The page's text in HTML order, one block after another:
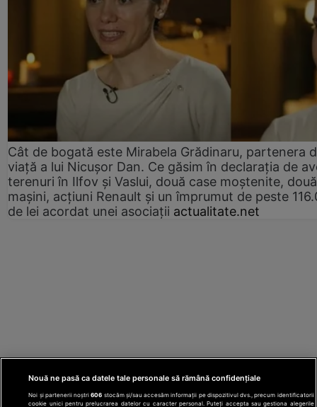
Cât de bogată este Mirabela Grădinaru, partenera
viață a lui Nicușor Dan. Ce găsim în declarația de
terenuri în Ilfov și Vaslui, două case moștenite, două
mașini, acțiuni Renault și un împrumut de peste
de lei acordat unei asociații actualitate.net
Nouă ne pasă ca datele tale personale să rămână confidențiale
Noi și partenerii noștri606 stocăm și/sau accesăm informații pe dispozitivul dvs., precum identificatorii
cookie unici pentru prelucrarea datelor cu caracter personal. Puteți accepta sau gestiona alegerile